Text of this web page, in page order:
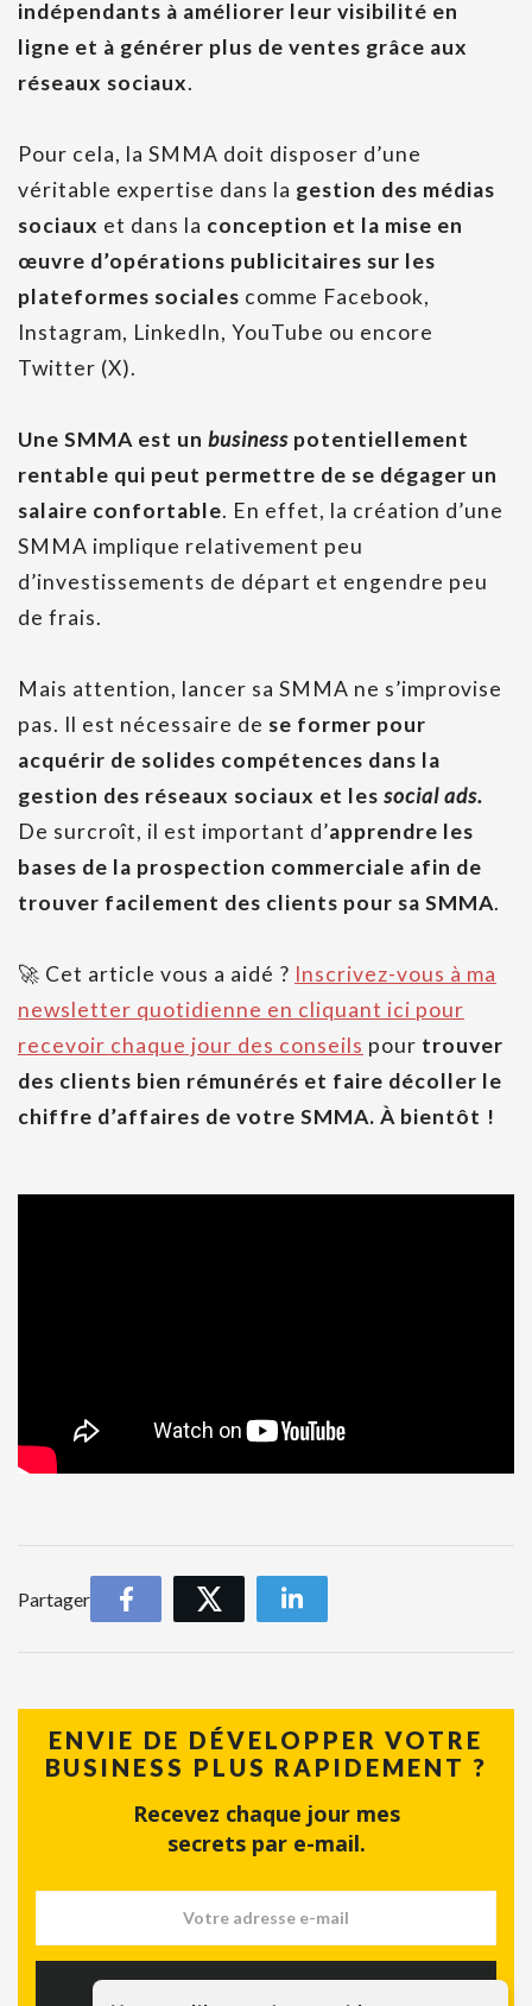
indépendants à améliorer leur visibilité en
ligne et à générer plus de ventes grâce aux
réseaux sociaux.
Pour cela, la SMMA doit disposer d’une
véritable expertise dans la gestion des médias
sociaux et dans la conception et la mise en
œuvre d’opérations publicitaires sur les
plateformes sociales comme Facebook,
Instagram, LinkedIn, YouTube ou encore
Twitter (X).
Une SMMA est un business potentiellement
rentable qui peut permettre de se dégager un
salaire confortable. En effet, la création d’une
SMMA implique relativement peu
d’investissements de départ et engendre peu
de frais.
Mais attention, lancer sa SMMA ne s’improvise
pas. Il est nécessaire de se former pour
acquérir de solides compétences dans la
gestion des réseaux sociaux et les social ads.
De surcroît, il est important d’apprendre les
bases de la prospection commerciale afin de
trouver facilement des clients pour sa SMMA.
🚀 Cet article vous a aidé ? Inscrivez-vous à ma
newsletter quotidienne en cliquant ici pour
recevoir chaque jour des conseils pour trouver
des clients bien rémunérés et faire décoller le
chiffre d’affaires de votre SMMA. À bientôt !
Partager
ENVIE DE DÉVELOPPER VOTRE
BUSINESS PLUS RAPIDEMENT ?
Recevez chaque jour mes
secrets par e-mail.